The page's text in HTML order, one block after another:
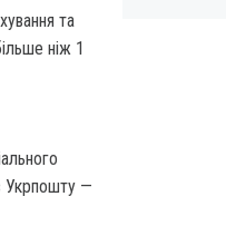
та
ніж 1
Укрпошту —